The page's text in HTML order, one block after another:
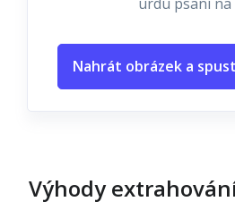
Nahrát obrázek a
Výhody